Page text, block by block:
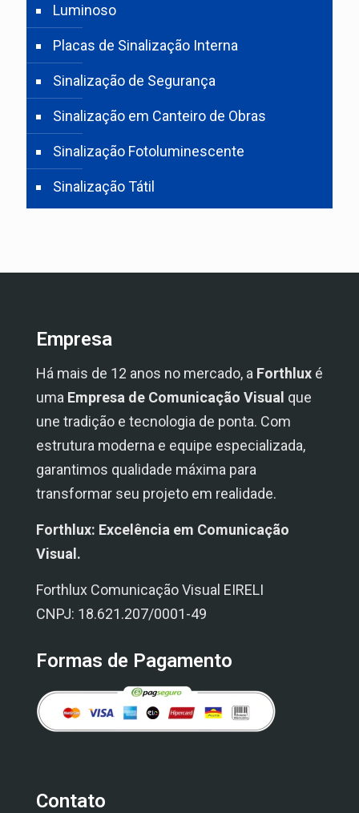
Luminoso
Placas de Sinalização Interna
Sinalização de Segurança
Sinalização em Canteiro de Obras
Sinalização Fotoluminescente
Sinalização Tátil
Empresa
Há mais de 12 anos no mercado, a Forthlux é
uma Empresa de Comunicação Visual que
une tradição e tecnologia de ponta. Com
estrutura moderna e equipe especializada,
garantimos qualidade máxima para
transformar seu projeto em realidade.
Forthlux: Excelência em Comunicação
Visual.
Forthlux Comunicação Visual EIRELI
CNPJ: 18.621.207/0001-49
Formas de Pagamento
Contato